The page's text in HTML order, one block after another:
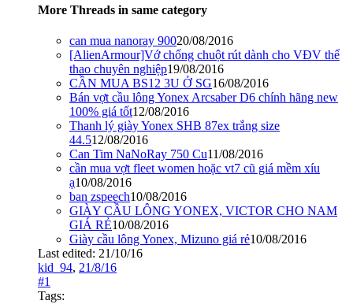
More Threads in same category
can mua nanoray 90020/08/2016
[AlienArmour]Vớ chống chuột rút dành cho VĐV thể
thao chuyên nghiệp19/08/2016
CẦN MUA BS12 3U Ở SG16/08/2016
Bán vợt cầu lông Yonex Arcsaber D6 chính hãng new
100% giá tốt12/08/2016
Thanh lý giày Yonex SHB 87ex trắng size
44.512/08/2016
Can Tim NaNoRay 750 Cu11/08/2016
cần mua vợt fleet women hoặc vt7 cũ giá mềm xíu
ạ10/08/2016
ban zspeech10/08/2016
GIÀY CẦU LÔNG YONEX, VICTOR CHO NAM
GIÁ RẺ10/08/2016
Giày cầu lông Yonex, Mizuno giá rẻ10/08/2016
Last edited: 21/10/16
kid_94, 21/8/16
#1
Tags: